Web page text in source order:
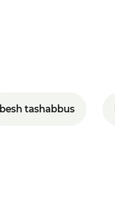
besh tashabbus